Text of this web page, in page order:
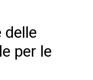
delle
per le